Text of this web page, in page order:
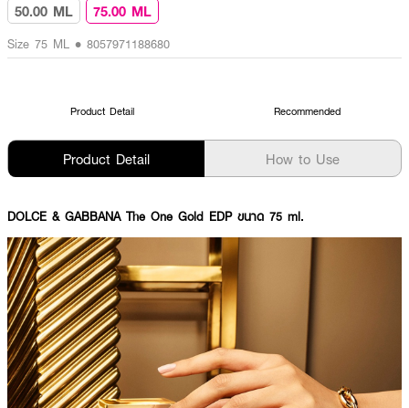
50.00 ML 75.00 ML
Size 75 ML • 8057971188680
Product Detail Recommended
Product Detail How to Use
DOLCE & GABBANA The One Gold EDP ขนาด 75 ml.